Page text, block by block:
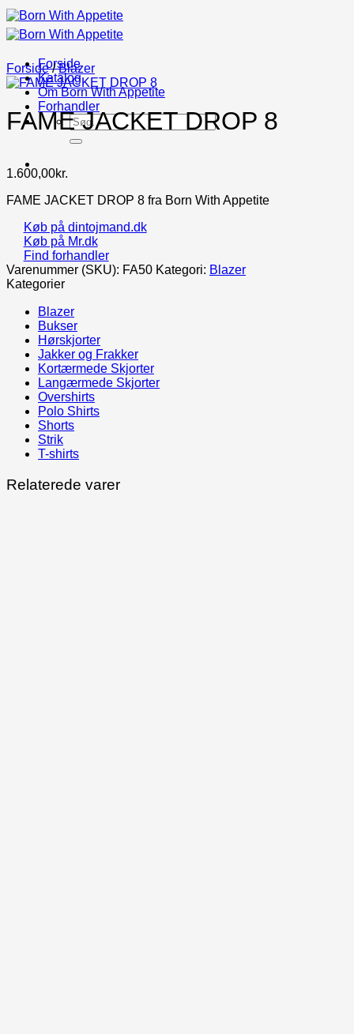
Fortsæt
til
indhold
Forside
Katalog
Om Born With Appetite
Forhandler
Søg
efter:
Forside / Blazer
FAME JACKET DROP 8
1.600,00kr.
FAME JACKET DROP 8 fra Born With Appetite
Køb på dintojmand.dk
Køb på Mr.dk
Find forhandler
Varenummer (SKU): FA50 Kategori: Blazer
Kategorier
Blazer
Bukser
Hørskjorter
Jakker og Frakker
Kortærmede Skjorter
Langærmede Skjorter
Overshirts
Polo Shirts
Shorts
Strik
T-shirts
Relaterede varer